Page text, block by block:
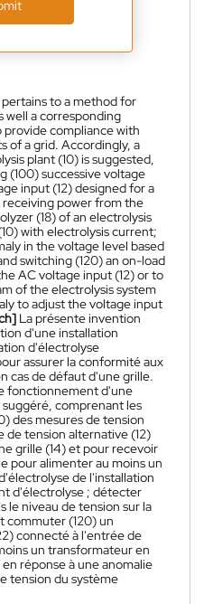
to a method for
well a corresponding
compliance with
of a grid. Accordingly, a
plant (10) is suggested,
(100) successive voltage
input (12) designed for a
power from the
(18) of an electrolysis
with electrolysis current;
in the voltage level based
switching (120) an on-load
AC voltage input (12) or to
of the electrolysis system
to adjust the voltage input
La présente invention
d'une installation
d'électrolyse
assurer la conformité aux
cas de défaut d'une grille.
fonctionnement d'une
comprenant les
des mesures de tension
de tension alternative (12)
grille (14) et pour recevoir
pour alimenter au moins un
de l'installation
d'électrolyse ; détecter
le niveau de tension sur la
commuter (120) un
connecté à l'entrée de
un transformateur en
réponse à une anomalie
tension du système